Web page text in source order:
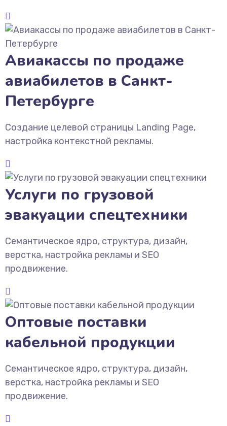
Авиакассы по продаже
авиабилетов в Санкт-
Петербурге
Создание целевой страницы Landing Page,
настройка контекстной рекламы.
Услуги по грузовой
эвакуации спецтехники
Семантическое ядро, структура, дизайн,
верстка, настройка рекламы и SEO
продвижение.
Оптовые поставки
кабельной продукции
Семантическое ядро, структура, дизайн,
верстка, настройка рекламы и SEO
продвижение.